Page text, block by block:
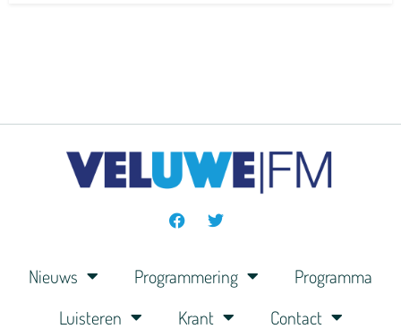
Nieuws Programmering
Programma
Luisteren
Krant Contact